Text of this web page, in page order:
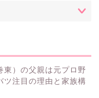
東）の父親は元プロ野
ツ注目の理由と家族構